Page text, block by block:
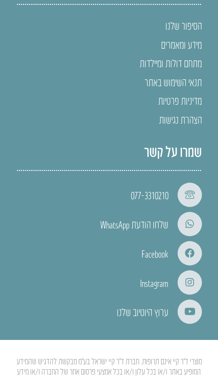
הסיפור שלנו
מידע ומאמרים
מתחם דולות ומיילדות
תנאי השימוש באתר
מדיניות פרטיות
הצהרת נגישות
שמרו על קשר
077-3310210
שלחו הודעת WhatsApp
Facebook
Instagram
ערוץ היוטיוב שלנו
מוצרי ד”ר קיי אינם תרופות. חברת ד”ר קיי ישראל בע”מ מבקשת להדגיש שהמידע
המופיע באתר ו/או בכל עלון ו/או בכל אמצעי פרסום אחר של החברה ו/או מידע